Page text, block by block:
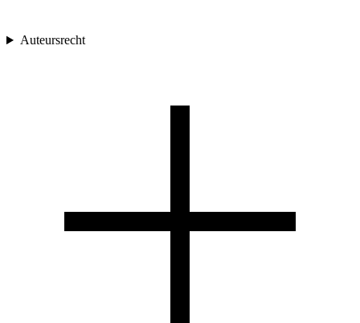
Auteursrecht